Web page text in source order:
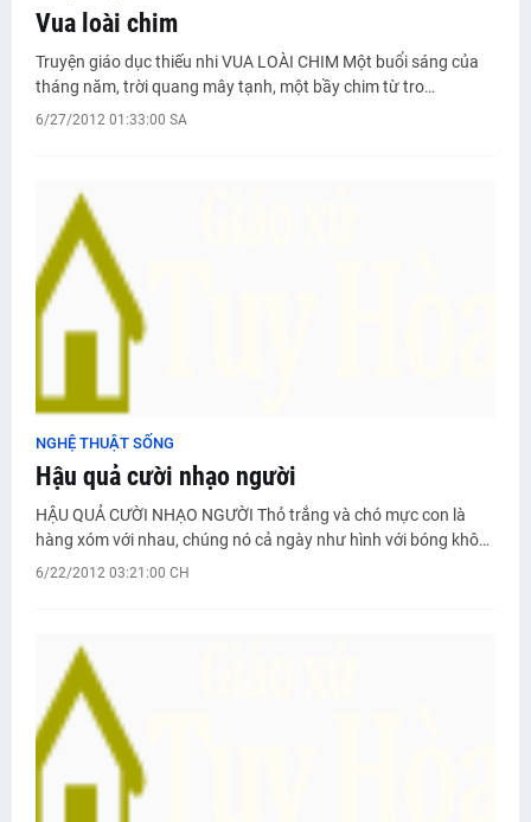
Vua loài chim
Truyện giáo dục thiếu nhi VUA LOÀI CHIM Một buổi sáng của
tháng năm, trời quang mây tạnh, một bầy chim từ tro…
6/27/2012 01:33:00 SA
NGHỆ THUẬT SỐNG
Hậu quả cười nhạo người
HẬU QUẢ CƯỜI NHẠO NGƯỜI Thỏ trắng và chó mực con là
hàng xóm với nhau, chúng nó cả ngày như hình với bóng khô…
6/22/2012 03:21:00 CH